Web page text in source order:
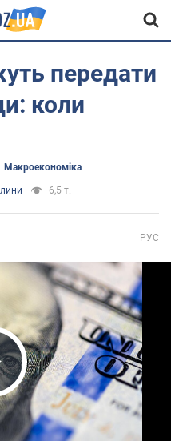
передати
коли
Mакроекономіка
6,5 т.
РУС
Video